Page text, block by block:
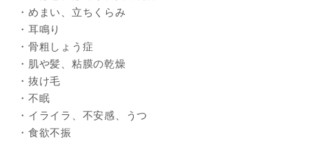
・めまい、立ちくらみ
・耳鳴り
・骨粗しょう症
・肌や髪、粘膜の乾燥
・抜け毛
・不眠
・イライラ、不安感、うつ
・食欲不振